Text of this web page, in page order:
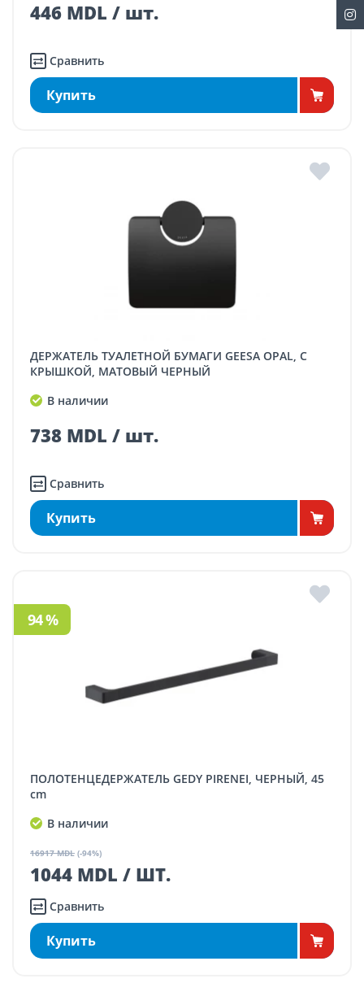
446 MDL / шт.
Сравнить
Купить
ДЕРЖАТЕЛЬ ТУАЛЕТНОЙ БУМАГИ GEESA OPAL, С
КРЫШКОЙ, МАТОВЫЙ ЧЕРНЫЙ
В наличии
738 MDL / шт.
Сравнить
Купить
ПОЛОТЕНЦЕДЕРЖАТЕЛЬ GEDY PIRENEI, ЧЕРНЫЙ, 45
cm
В наличии
16917 MDL (-94%)
1044 MDL / ШТ.
94 %
Сравнить
Купить